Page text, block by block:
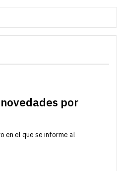
por
en el que se informe al